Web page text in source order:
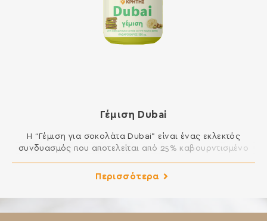
Γέμιση Dubai
Η “Γέμιση για σοκολάτα Dubai” είναι ένας εκλεκτός
συνδυασμός που αποτελείται από 25% καβουρντισμένο
προσφέρει μια μοναδική γευστική εμπειρία. Οφέλη •
Πλούσια Γεύση: Η καβουρντισμένη φύση του κανταϊφιού
Περισσότερα